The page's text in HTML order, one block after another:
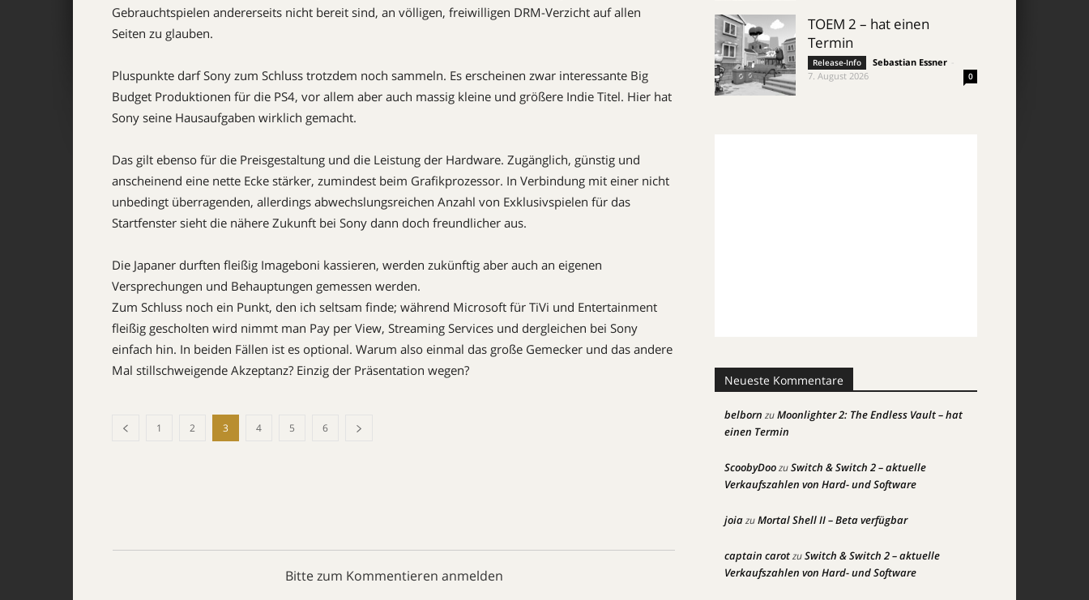
Gebrauchtspielen andererseits nicht bereit sind, an völligen, freiwilligen DRM-Verzicht auf allen
Seiten zu glauben.
Pluspunkte darf Sony zum Schluss trotzdem noch sammeln. Es erscheinen zwar interessante Big
Budget Produktionen für die PS4, vor allem aber auch massig kleine und größere Indie Titel. Hier hat
Sony seine Hausaufgaben wirklich gemacht.
Das gilt ebenso für die Preisgestaltung und die Leistung der Hardware. Zugänglich, günstig und
anscheinend eine nette Ecke stärker, zumindest beim Grafikprozessor. In Verbindung mit einer nicht
unbedingt überragenden, allerdings abwechslungsreichen Anzahl von Exklusivspielen für das
Startfenster sieht die nähere Zukunft bei Sony dann doch freundlicher aus.
Die Japaner durften fleißig Imageboni kassieren, werden zukünftig aber auch an eigenen
Versprechungen und Behauptungen gemessen werden.
Zum Schluss noch ein Punkt, den ich seltsam finde; während Microsoft für TiVi und Entertainment
fleißig gescholten wird nimmt man Pay per View, Streaming Services und dergleichen bei Sony
einfach hin. In beiden Fällen ist es optional. Warum also einmal das große Gemecker und das andere
Mal stillschweigende Akzeptanz? Einzig der Präsentation wegen?
1 2 3 4 5 6
Bitte zum Kommentieren anmelden
TOEM 2 – hat einen
Termin
Release-Info Sebastian Essner
7. August 2026
0
Neueste Kommentare
belborn zuMoonlighter 2: The Endless Vault – hat
einen Termin
ScoobyDoozuSwitch & Switch 2 – aktuelle
Verkaufszahlen von Hard- und Software
joiazuMortal Shell II – Beta verfügbar
captain carotzuSwitch & Switch 2 – aktuelle
Verkaufszahlen von Hard- und Software